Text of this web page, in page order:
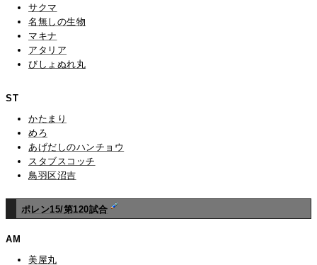
サクマ
名無しの生物
マキナ
アタリア
びしょぬれ丸
ST
かたまり
めろ
あげだしのハンチョウ
スタブスコッチ
鳥羽区沼吉
ポレン15/第120試合
AM
美屋丸